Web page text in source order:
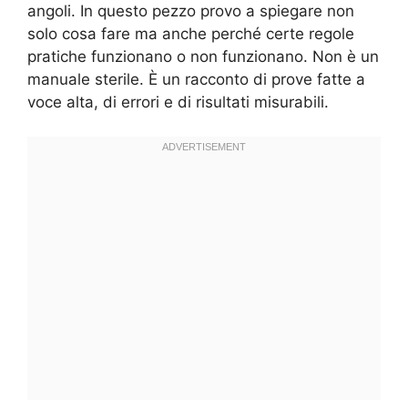
angoli. In questo pezzo provo a spiegare non
solo cosa fare ma anche perché certe regole
pratiche funzionano o non funzionano. Non è un
manuale sterile. È un racconto di prove fatte a
voce alta, di errori e di risultati misurabili.